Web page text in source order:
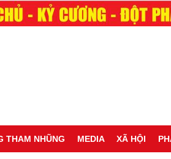
THAM NHŨNG MEDIA XÃ HỘI